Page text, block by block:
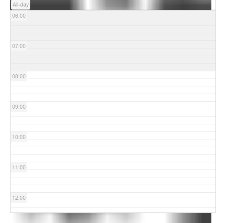
All-day
06:00
07:00
08:00
09:00
10:00
11:00
12:00